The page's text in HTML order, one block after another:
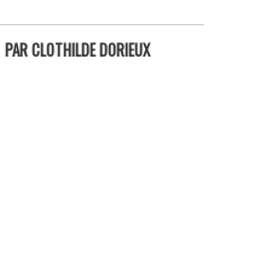
PARCLOTHILDE DORIEUX